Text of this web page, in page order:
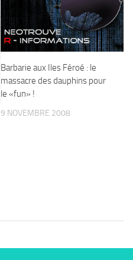
Barbarie aux Iles Féroé : le
massacre des dauphins pour
le «fun» !
9 NOVEMBRE 2008